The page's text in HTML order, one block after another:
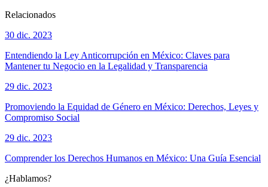
Relacionados
30 dic. 2023
Entendiendo la Ley Anticorrupción en México: Claves para
Mantener tu Negocio en la Legalidad y Transparencia
29 dic. 2023
Promoviendo la Equidad de Género en México: Derechos, Leyes y
Compromiso Social
29 dic. 2023
Comprender los Derechos Humanos en México: Una Guía Esencial
¿Hablamos?